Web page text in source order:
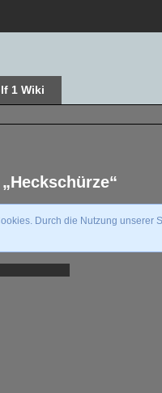
1 Wiki
Durch die Nutzung